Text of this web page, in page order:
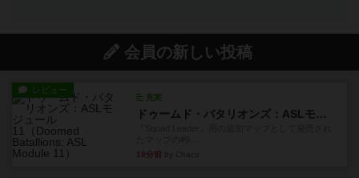
会員の新しい投稿
レビュー
充実
ドゥームド・バタリオンズ：ASLモジュール11
18分前